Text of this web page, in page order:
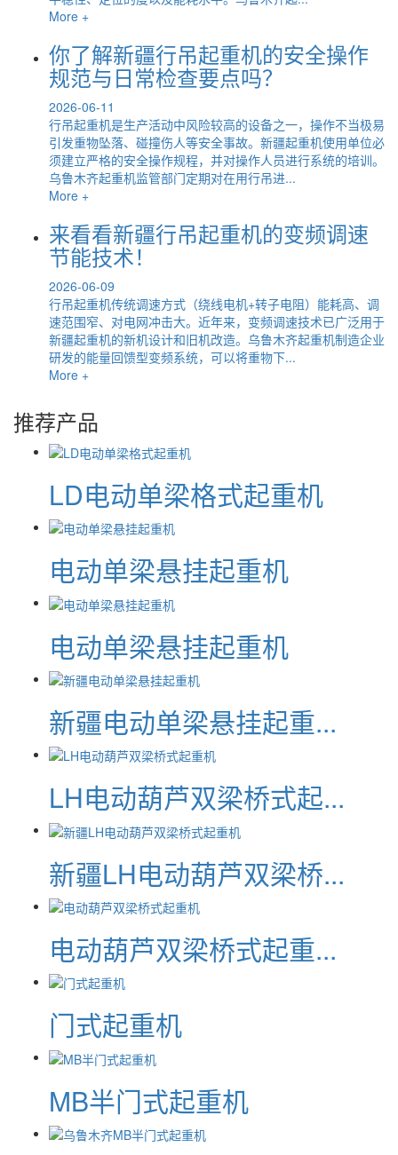
More +
你了解新疆行吊起重机的安全操作
规范与日常检查要点吗？
2026-06-11
行吊起重机是生产活动中风险较高的设备之一，操作不当极易
引发重物坠落、碰撞伤人等安全事故。新疆起重机使用单位必
须建立严格的安全操作规程，并对操作人员进行系统的培训。
乌鲁木齐起重机监管部门定期对在用行吊进...
More +
来看看新疆行吊起重机的变频调速
节能技术！
2026-06-09
行吊起重机传统调速方式（绕线电机+转子电阻）能耗高、调
速范围窄、对电网冲击大。近年来，变频调速技术已广泛用于
新疆起重机的新机设计和旧机改造。乌鲁木齐起重机制造企业
研发的能量回馈型变频系统，可以将重物下...
More +
推荐产品
LD电动单梁格式起重机
电动单梁悬挂起重机
电动单梁悬挂起重机
新疆电动单梁悬挂起重...
LH电动葫芦双梁桥式起...
新疆LH电动葫芦双梁桥...
电动葫芦双梁桥式起重...
门式起重机
MB半门式起重机